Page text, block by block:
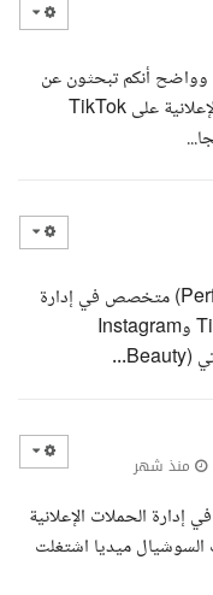
وواضح أنكم تبحثون عن
مسوق لديه خبرة حقيقية في إدارة الحملات الإعلانية على TikTok
مرحبا، أنا مسوق أداء (Performance Marketer) متخصص في إدارة
وتوسيع الحملات الإعلانية على منصات TikTok وInstagram
منذ شهر
الحملات الإعلانية
ميديا اشتغلت